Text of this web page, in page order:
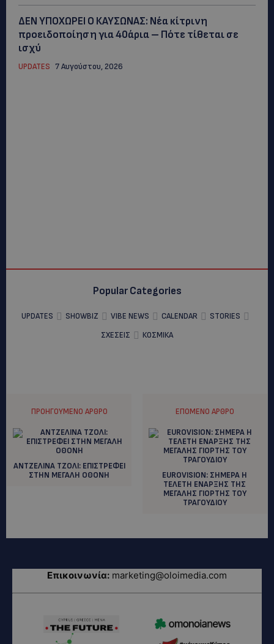
ΔΕΝ ΥΠΟΧΩΡΕΙ Ο ΚΑΥΣΩΝΑΣ: Νέα κίτρινη
προειδοποίηση για 40άρια – Πότε τίθεται σε
ισχύ
UPDATES 7 Αυγούστου, 2026
Popular Categories
UPDATES SHOWBIZ VIBE NEWS CALENDAR
STORIES
ΣΧΕΣΕΙΣ
ΚΟΣΜΙΚΑ
ΠΡΟΗΓΟΎΜΕΝΟ ΆΡΘΡΟ
ΑΝΤΖΕΛΙΝΑ ΤΖΟΛΙ: ΕΠΙΣΤΡΕΦΕΙ
ΣΤΗΝ ΜΕΓΑΛΗ ΟΘΟΝΗ
ΕΠΌΜΕΝΟ ΆΡΘΡΟ
EUROVISION: ΣΗΜΕΡΑ Η
ΤΕΛΕΤΗ ΕΝΑΡΞΗΣ ΤΗΣ
ΜΕΓΑΛΗΣ ΓΙΟΡΤΗΣ ΤΟΥ
ΤΡΑΓΟΥΔΙΟΥ
Επικοινωνία: marketing@oloimedia.com